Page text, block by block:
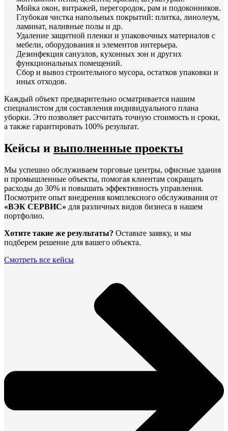
Мойка окон, витражей, перегородок, рам и подоконников.
Глубокая чистка напольных покрытий: плитка, линолеум,
ламинат, наливные полы и др.
Удаление защитной пленки и упаковочных материалов с
мебели, оборудования и элементов интерьера.
Дезинфекция санузлов, кухонных зон и других
функциональных помещений.
Сбор и вывоз строительного мусора, остатков упаковки и
иных отходов.
Каждый объект предварительно осматривается нашим
специалистом для составления индивидуального плана
уборки. Это позволяет рассчитать точную стоимость и сроки,
а также гарантировать 100% результат.
Кейсы и выполненные проекты
Мы успешно обслуживаем торговые центры, офисные здания
и промышленные объекты, помогая клиентам сокращать
расходы до 30% и повышать эффективность управления.
Посмотрите опыт внедрения комплексного обслуживания от
«ВЭК СЕРВИС» для различных видов бизнеса в нашем
портфолио.
Хотите такие же результаты? Оставьте заявку, и мы
подберем решение для вашего объекта.
Смотреть все кейсы